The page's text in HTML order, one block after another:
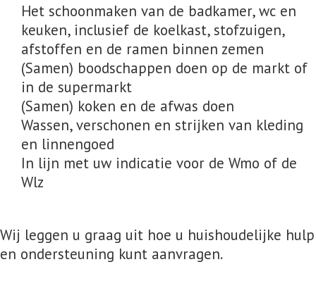
Het schoonmaken van de badkamer, wc en
keuken, inclusief de koelkast, stofzuigen,
afstoffen en de ramen binnen zemen
(Samen) boodschappen doen op de markt of
in de supermarkt
(Samen) koken en de afwas doen
Wassen, verschonen en strijken van kleding
en linnengoed
In lijn met uw indicatie voor de Wmo of de
Wlz
Wij leggen u graag uit hoe u huishoudelijke hulp
en ondersteuning kunt aanvragen.